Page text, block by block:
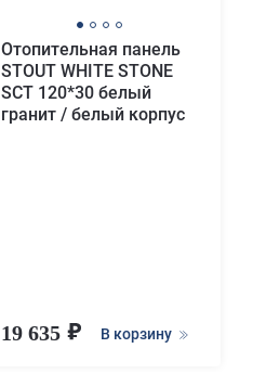
Отопительная панель
STOUT WHITE STONE
SCT 120*30 белый
гранит / белый корпус
19 635 В корзину